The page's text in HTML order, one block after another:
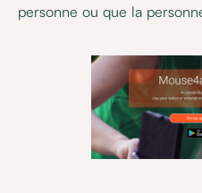
personne ou que la